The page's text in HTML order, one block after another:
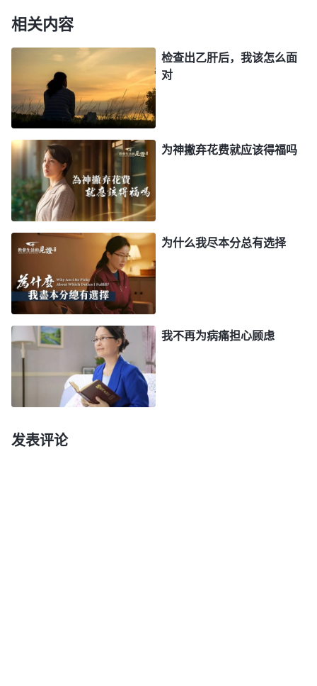
面情绪左右着、影响着、控制着。
的情形，自从我得知自己有高血压并且有家族病史，
我就担心自己哪天也会像父亲和姑妈一样突然死去。
信神后我把病交托给神，希望神能为我医治，可尽了
几年本分后血压不但没降还一直升高，我就担心自己
哪天突然暴毙身亡，尤其看到有些人因高血压并发症
导致生活不能自理，我就更担心自己有一天也会变成
他们那样，活在病痛的愁苦忧虑中到处打听药方，根
本没心思尽本分。我把精力都用在治病上，尽本分涉
及的原则也无心去学习，新人有问题我也不着急交通
解决，给浇灌工作带来了影响。这时我才看清，我活
在病痛的愁苦忧虑中只会越来越恐慌、黑暗，整个人
都在死亡的笼罩下提心吊胆，心离神也越来越远。我
不愿再这样悖逆地活着，就向神祷告，求神带领我从
愁苦忧虑的负面情绪中走出来。
之后，我又看到神的话：“
在神那儿看，你的寿命还没到，还不到死期，你想死
相关内容
检查出乙肝后，我该怎么面
对
为神撇弃花费就应该得福吗
为什么我尽本分总有选择
我不再为病痛担心顾虑
发表评论